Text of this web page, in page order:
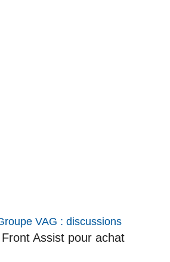
VAG : discussions
Assist pour achat